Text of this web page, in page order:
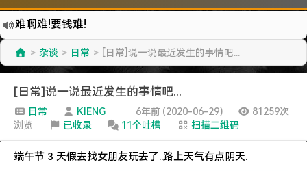
更新到WordPress5.6啦
有点伤心了,今年净遇到王某海这种人.
难啊难...
七牛的JS SDK 的文档真坑啊.
蓝奏云分享部分地区无法访问需手动修改www.lanzous.com变为:www.lanzoux.com
好气啊~原来使用的CDN服务商莫名其妙的给我服务取消了~
> 杂谈 > 日常 > [日常]说一说最近发生的事情吧...
[日常]说一说最近发生的事情吧...
日常 KIENG 6年前 (2020-06-29)
81259次
浏览
已收录 11个吐槽 扫描二维码
端午节 3 天假去找女朋友玩去了..路上天气有点阴天.